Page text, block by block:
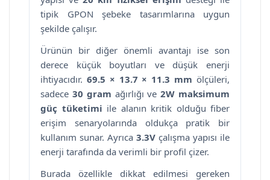
tipik GPON şebeke tasarımlarına uygun
şekilde çalışır.
Ürünün bir diğer önemli avantajı ise son
derece küçük boyutları ve düşük enerji
ihtiyacıdır. 69.5 × 13.7 × 11.3 mm ölçüleri,
sadece 30 gram ağırlığı ve2W maksimum
güç tüketimi ile alanın kritik olduğu fiber
erişim senaryolarında oldukça pratik bir
kullanım sunar. Ayrıca 3.3V çalışma yapısı ile
enerji tarafında da verimli bir profil çizer.
Burada özellikle dikkat edilmesi gereken